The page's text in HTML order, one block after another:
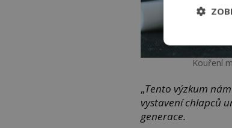
Kouření
„Tento výzkum
vystavení chlapců
generace.